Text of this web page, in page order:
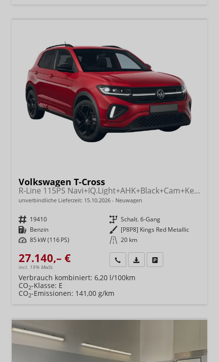
Volkswagen T-Cross
R-Line 115PS Navi+IQ.Light+AHK+Black+Cam+Keyless+GV5+Side+Climatronic
unverbindliche Lieferzeit: 15.10.2026 Neuwagen
Fahrzeugnr. 19410 Getriebe Schalt. 6-Gang
Kraftstoff Benzin Außenfarbe [P8P8] Kings Red Metallic
Leistung 85 kW (116 PS) Kilometerstand 20 km
27.140,– €
incl. 19% MwSt.
Wir rufen Sie anFahrzeugexposé (PDF)
Verbrauch kombiniert: 6,20 l/100km
CO2-Klasse: E
CO2-Emissionen: 141,00 g/km